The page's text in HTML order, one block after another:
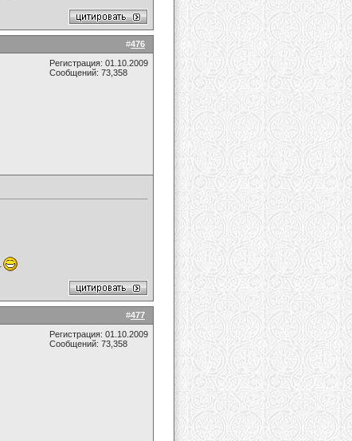
#476
Регистрация: 01.10.2009
Сообщений: 73,358
#477
Регистрация: 01.10.2009
Сообщений: 73,358